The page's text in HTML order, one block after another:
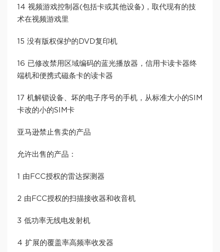
14 视频游戏控制器(包括卡或其他设备)，取代现有的技
术在视频游戏里
15 没有版权保护的DVD复印机
16 已修改禁用区域编码的蓝光播放器，信用卡读卡器终
端机和便携式磁条卡的读卡器
17 机解锁设备、坏的电子序号的手机，从标准大小的SIM
卡改的小的SIM卡
亚马逊禁止售卖的产品
允许出售的产品：
1 由FCC授权的雷达探测器
2 由FCC授权的扫描接收器和收音机
3 低功率无线电发射机
4 扩展的覆盖率高频率收发器